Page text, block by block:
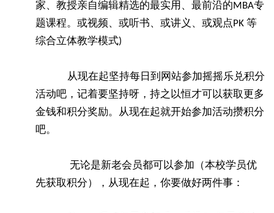
家、教授亲自编辑精选的最实用、最前沿的MBA专
题课程。或视频、或听书、或讲义、或观点PK 等
综合立体教学模式)
从现在起坚持每日到网站参加摇摇乐兑积分
活动吧，记着要坚持呀，持之以恒才可以获取更多
金钱和积分奖励。从现在起就开始参加活动攒积分
吧。
无论是新老会员都可以参加（本校学员优
先获取积分），从现在起，你要做好两件事：